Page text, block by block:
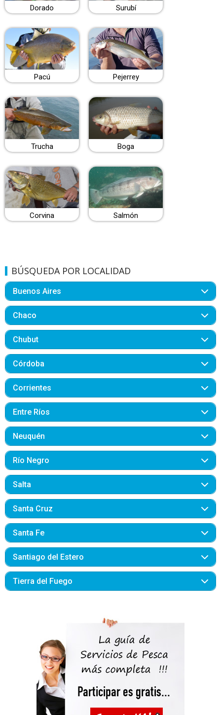
Dorado Surubí
Pacú Pejerrey
Trucha Boga
Corvina Salmón
BÚSQUEDA POR LOCALIDAD
Buenos Aires
Chaco
Chubut
Córdoba
Corrientes
Entre Ríos
Neuquén
Río Negro
Salta
Santa Cruz
Santa Fe
Santiago del Estero
Tierra del Fuego